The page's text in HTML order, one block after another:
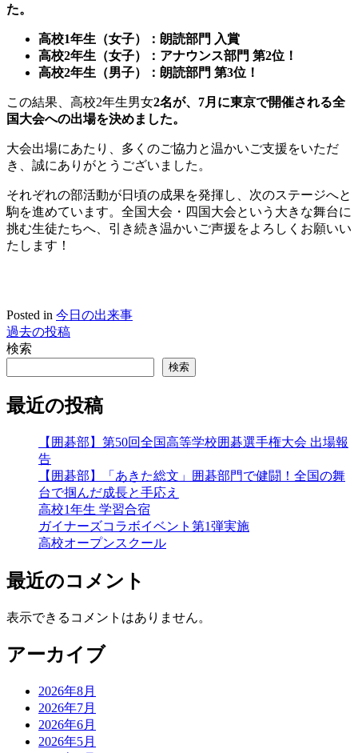
た。
高校1年生（女子）：朗読部門 入賞
高校2年生（女子）：アナウンス部門 第2位！
高校2年生（男子）：朗読部門 第3位！
この結果、高校2年生男女2名が、7月に東京で開催される全
国大会への出場を決めました。
大会出場にあたり、多くのご協力と温かいご支援をいただ
き、誠にありがとうございました。
それぞれの部活動が日頃の成果を発揮し、次のステージへと
駒を進めています。全国大会・四国大会という大きな舞台に
挑む生徒たちへ、引き続き温かいご声援をよろしくお願いい
たします！
Posted in 今日の出来事
投
稿
ビ
過去の投稿
検索
検索
最近の投稿
【囲碁部】第50回全国高等学校囲碁選手権大会 出場報
告
【囲碁部】「あきた総文」囲碁部門で健闘！全国の舞
台で掴んだ成長と手応え
高校1年生 学習合宿
ガイナーズコラボイベント第1弾実施
高校オープンスクール
最近のコメント
表示できるコメントはありません。
アーカイブ
2026年8月
2026年7月
2026年6月
2026年5月